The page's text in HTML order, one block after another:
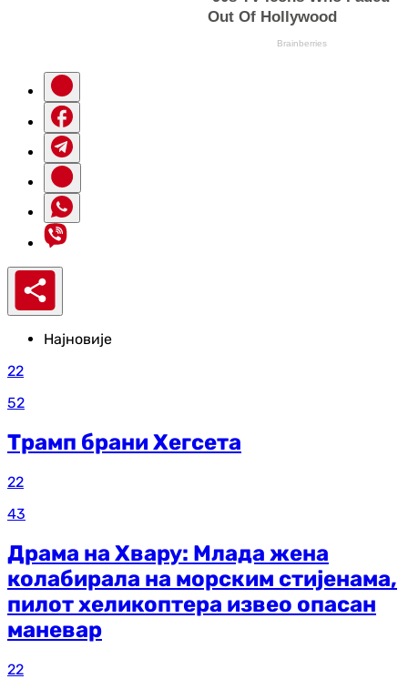
Најновије
22
52
Трамп брани Хегсета
22
43
Драма на Хвару: Млада жена
колабирала на морским стијенама,
пилот хеликоптера извео опасан
маневар
22